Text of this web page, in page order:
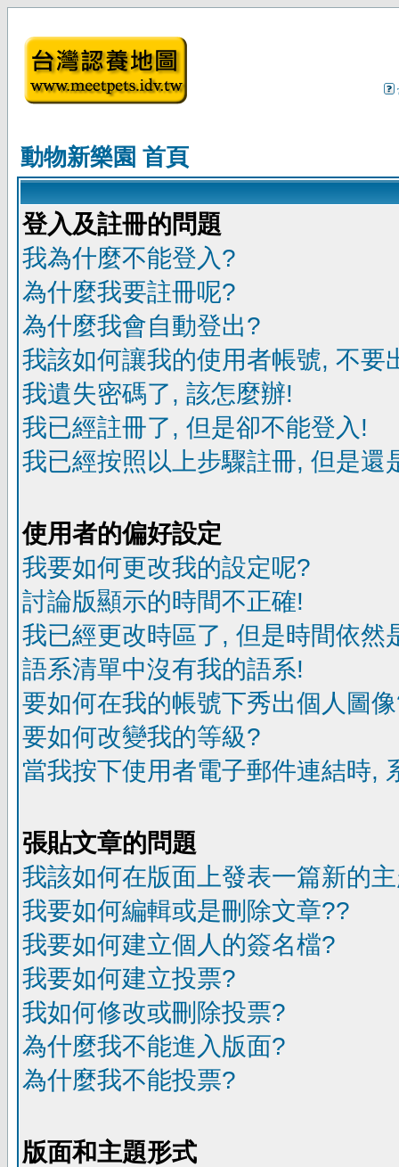
動物新樂園 首頁
登入及註冊的問題
我為什麼不能登入?
為什麼我要註冊呢?
為什麼我會自動登出?
我該如何讓我的使用者帳號, 不要
我遺失密碼了, 該怎麼辦!
我已經註冊了, 但是卻不能登入!
我已經按照以上步驟註冊, 但是還
使用者的偏好設定
我要如何更改我的設定呢?
討論版顯示的時間不正確!
我已經更改時區了, 但是時間依然
語系清單中沒有我的語系!
要如何在我的帳號下秀出個人圖
要如何改變我的等級?
當我按下使用者電子郵件連結時,
張貼文章的問題
我該如何在版面上發表一篇新的
我要如何編輯或是刪除文章??
我要如何建立個人的簽名檔?
我要如何建立投票?
我如何修改或刪除投票?
為什麼我不能進入版面?
為什麼我不能投票?
版面和主題形式